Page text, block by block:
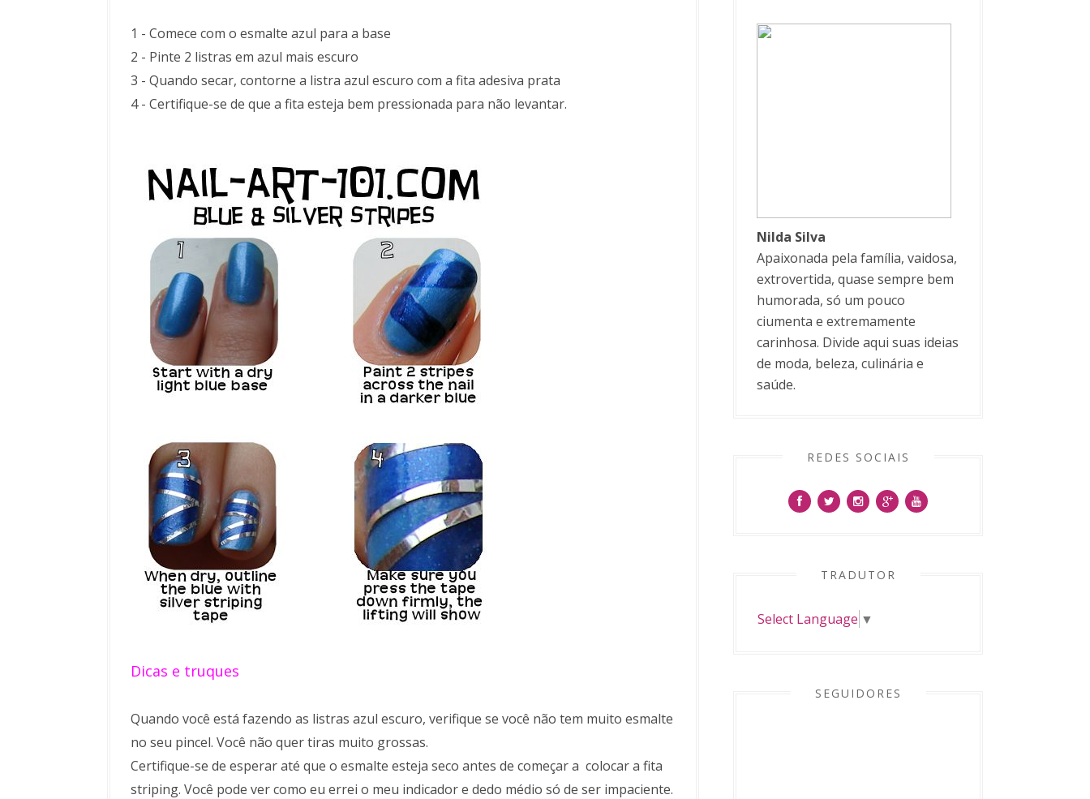
1 - Comece com o esmalte azul para a base
2 - Pinte 2 listras em azul mais escuro
3 - Quando secar, contorne a listra azul escuro com a fita adesiva prata
4 - Certifique-se de que a fita esteja bem pressionada para não levantar.
Dicas e truques
Quando você está fazendo as listras azul escuro, verifique se você não tem muito esmalte
no seu pincel. Você não quer tiras muito grossas.
Certifique-se de esperar até que o esmalte esteja seco antes de começar a colocar a fita
striping. Você pode ver como eu errei o meu indicador e dedo médio só de ser impaciente.
Nilda Silva
Apaixonada pela família, vaidosa,
extrovertida, quase sempre bem
humorada, só um pouco
ciumenta e extremamente
carinhosa. Divide aqui suas ideias
de moda, beleza, culinária e
saúde.
REDES SOCIAIS
TRADUTOR
Select Language ▼
SEGUIDORES